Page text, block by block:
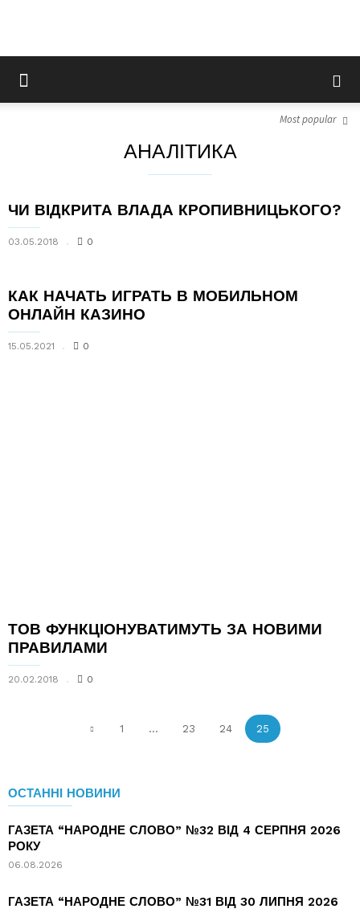
Most popular
АНАЛІТИКА
ЧИ ВІДКРИТА ВЛАДА КРОПИВНИЦЬКОГО?
03.05.2018 0
КАК НАЧАТЬ ИГРАТЬ В МОБИЛЬНОМ
ОНЛАЙН КАЗИНО
15.05.2021 0
ТОВ ФУНКЦІОНУВАТИМУТЬ ЗА НОВИМИ
ПРАВИЛАМИ
20.02.2018 0
1 ... 23 24 25
ОСТАННІ НОВИНИ
ГАЗЕТА “НАРОДНЕ СЛОВО” №32 ВІД 4 СЕРПНЯ 2026
РОКУ
06.08.2026
ГАЗЕТА “НАРОДНЕ СЛОВО” №31 ВІД 30 ЛИПНЯ 2026